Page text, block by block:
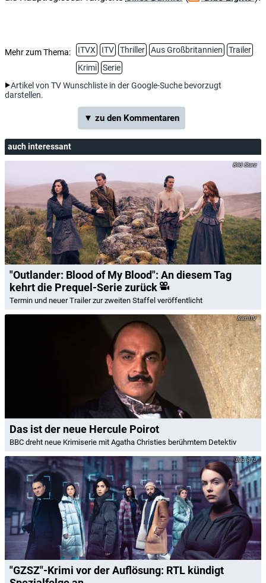
Mehr zum Thema: ITVX ITV Thriller Aus Großbritannien
Trailer
Krimi
Serie
Artikel von TV Wunschliste in der Google-Suche bevorzugt
darstellen.
▼ zu den Kommentaren
auch interessant
Starz
"Outlander: Blood of My Blood": An diesem Tag
kehrt die Prequel-Serie zurück
Termin und neuer Trailer zur zweiten Staffel veröffentlicht
ITV
Das ist der neue Hercule Poirot
BBC dreht neue Krimiserie mit Agatha Christies berühmtem Detektiv
RTL
"GZSZ"-Krimi vor der Auflösung: RTL kündigt